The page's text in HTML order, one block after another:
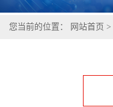
您当前的位置： 网站首页 >